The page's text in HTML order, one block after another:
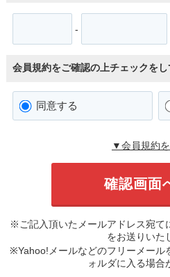
-
会員規約をご確認の上チェックを
同意する
▼会員規約
※ご記入頂いたメールアドレス宛て
をお送りいた
※Yahoo!メールなどのフリーメール
ォルダに入る場合